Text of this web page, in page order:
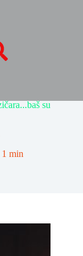
su
1 min